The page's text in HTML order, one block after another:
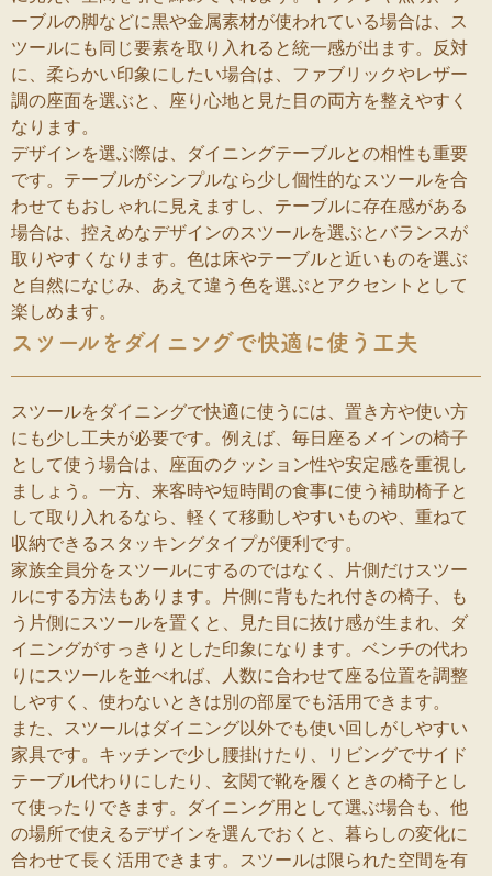
ーブルの脚などに黒や金属素材が使われている場合は、ス
ツールにも同じ要素を取り入れると統一感が出ます。反対
に、柔らかい印象にしたい場合は、ファブリックやレザー
調の座面を選ぶと、座り心地と見た目の両方を整えやすく
なります。
デザインを選ぶ際は、ダイニングテーブルとの相性も重要
です。テーブルがシンプルなら少し個性的なスツールを合
わせてもおしゃれに見えますし、テーブルに存在感がある
場合は、控えめなデザインのスツールを選ぶとバランスが
取りやすくなります。色は床やテーブルと近いものを選ぶ
と自然になじみ、あえて違う色を選ぶとアクセントとして
楽しめます。
スツールをダイニングで快適に使う工夫
スツールをダイニングで快適に使うには、置き方や使い方
にも少し工夫が必要です。例えば、毎日座るメインの椅子
として使う場合は、座面のクッション性や安定感を重視し
ましょう。一方、来客時や短時間の食事に使う補助椅子と
して取り入れるなら、軽くて移動しやすいものや、重ねて
収納できるスタッキングタイプが便利です。
家族全員分をスツールにするのではなく、片側だけスツー
ルにする方法もあります。片側に背もたれ付きの椅子、も
う片側にスツールを置くと、見た目に抜け感が生まれ、ダ
イニングがすっきりとした印象になります。ベンチの代わ
りにスツールを並べれば、人数に合わせて座る位置を調整
しやすく、使わないときは別の部屋でも活用できます。
また、スツールはダイニング以外でも使い回しがしやすい
家具です。キッチンで少し腰掛けたり、リビングでサイド
テーブル代わりにしたり、玄関で靴を履くときの椅子とし
て使ったりできます。ダイニング用として選ぶ場合も、他
の場所で使えるデザインを選んでおくと、暮らしの変化に
合わせて長く活用できます。スツールは限られた空間を有